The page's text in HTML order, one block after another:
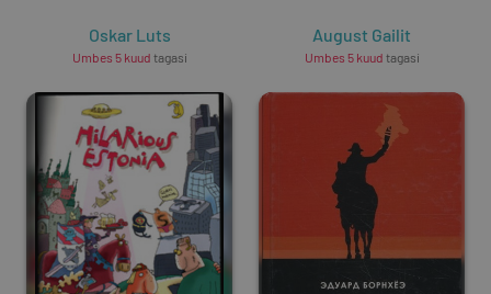
Oskar Luts
Umbes 5 kuud tagasi
August Gailit
Umbes 5 kuud tagasi